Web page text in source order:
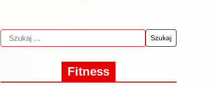
Fitness